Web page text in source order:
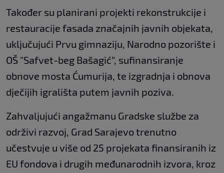
Također su planirani projekti rekonstrukcije i
restauracije fasada značajnih javnih objekata,
uključujući Prvu gimnaziju, Narodno pozorište i
OŠ "Safvet-beg Bašagić“, sufinansiranje
obnove mosta Ćumurija, te izgradnja i obnova
dječijih igrališta putem javnih poziva.
Zahvaljujući angažmanu Gradske službe za
održivi razvoj, Grad Sarajevo trenutno
učestvuje u više od 25 projekata finansiranih iz
EU fondova i drugih međunarodnih izvora, kroz